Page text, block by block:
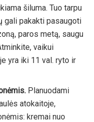
šiluma. Tuo tarpu
gali pakakti pasaugoti
paros metą, saugu
vaikui
yra iki 11 val. ryto ir
Planuodami
atokaitoje,
kremai nuo